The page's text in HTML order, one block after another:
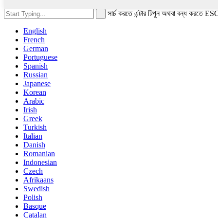
সার্চ করতে এন্টার টিপুন অথবা বন্ধ করতে
English
French
German
Portuguese
Spanish
Russian
Japanese
Korean
Arabic
Irish
Greek
Turkish
Italian
Danish
Romanian
Indonesian
Czech
Afrikaans
Swedish
Polish
Basque
Catalan